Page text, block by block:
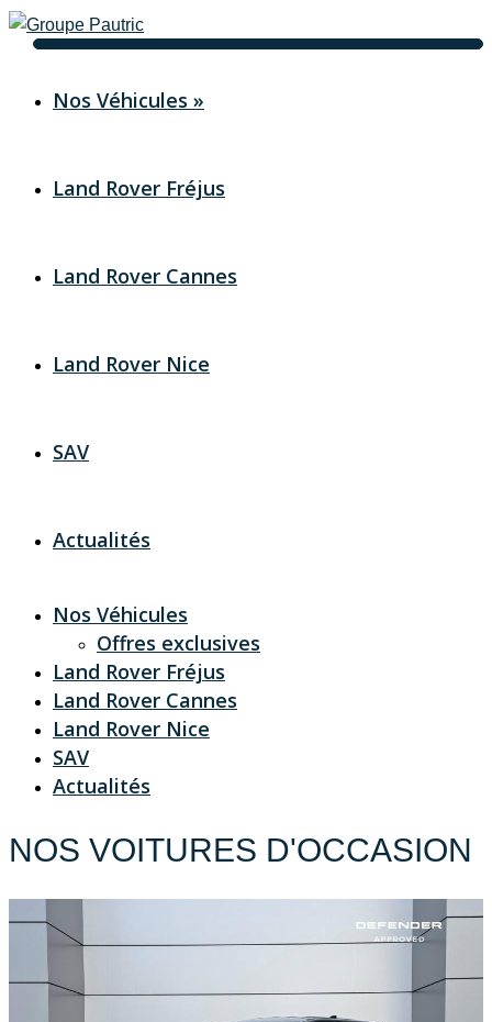
Toggle
Nos Véhicules »
Land Rover Fréjus
Land Rover Cannes
Land Rover Nice
SAV
Actualités
Nos Véhicules
Offres exclusives
Land Rover Fréjus
Land Rover Cannes
Land Rover Nice
SAV
Actualités
NOS VOITURES D'OCCASION